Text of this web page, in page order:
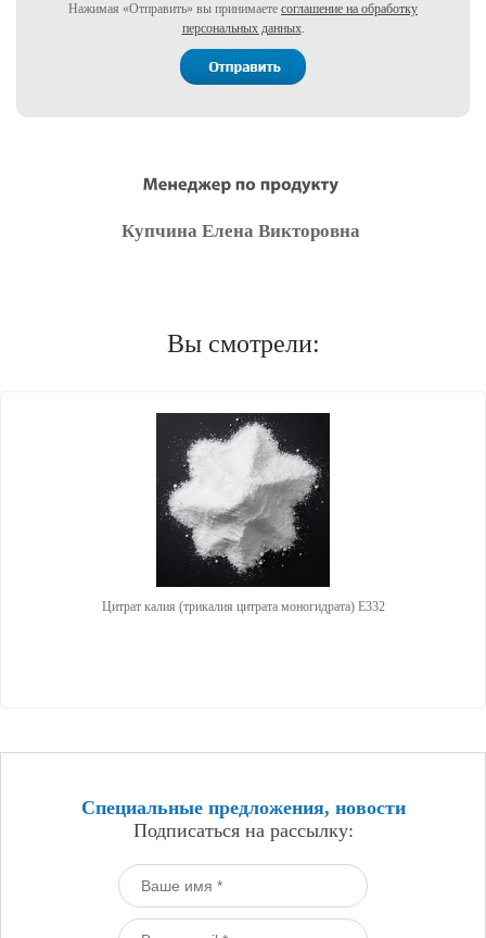
Нажимая «Отправить» вы принимаете соглашение на обработку
персональных данных.
Купчина Елена Викторовна
Вы смотрели:
Цитрат калия (трикалия цитрата моногидрата) E332
Специальные предложения, новости
Подписаться на рассылку: